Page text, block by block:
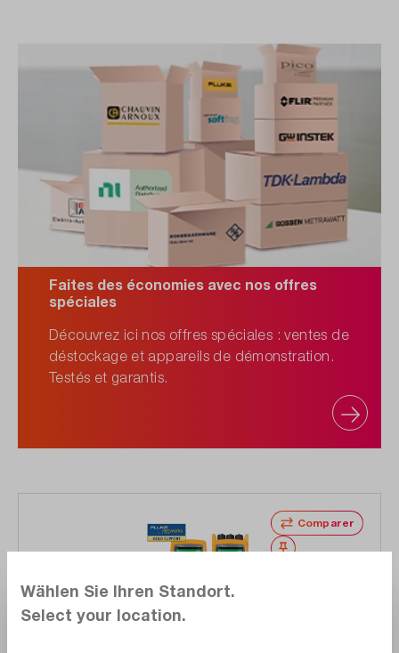
Faites des économies avec nos offres
spéciales
Découvrez ici nos offres spéciales : ventes de
déstockage et appareils de démonstration.
Testés et garantis.
Comparer
Noter
Wählen Sie Ihren Standort.
Select your location.